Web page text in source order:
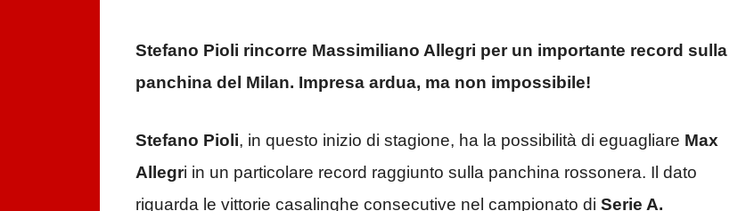
Stefano Pioli rincorre Massimiliano Allegri per un importante record sulla
panchina del Milan. Impresa ardua, ma non impossibile!
Stefano Pioli, in questo inizio di stagione, ha la possibilità di eguagliare Max
Allegri in un particolare record raggiunto sulla panchina rossonera. Il dato
riguarda le vittorie casalinghe consecutive nel campionato di Serie A.